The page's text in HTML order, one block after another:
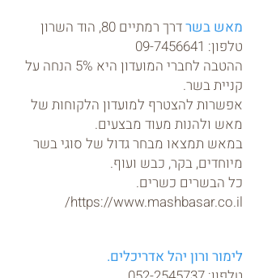
מאש בשרדרך רמתיים 80, הוד השרון
טלפון: 09-7456641
ההטבה לחברי המועדון היא 5% הנחה על
קניית בשר.
אפשרות להצטרף למועדון הלקוחות של
מאש ולהנות מעוד מבצעים.
במאש תמצאו מבחר גדול של סוגי בשר
מיוחדים, בקר, כבש ועוף.
כל הבשרים כשרים.
https://www.mashbasar.co.il/
לימור ורון יהל אדריכלים.